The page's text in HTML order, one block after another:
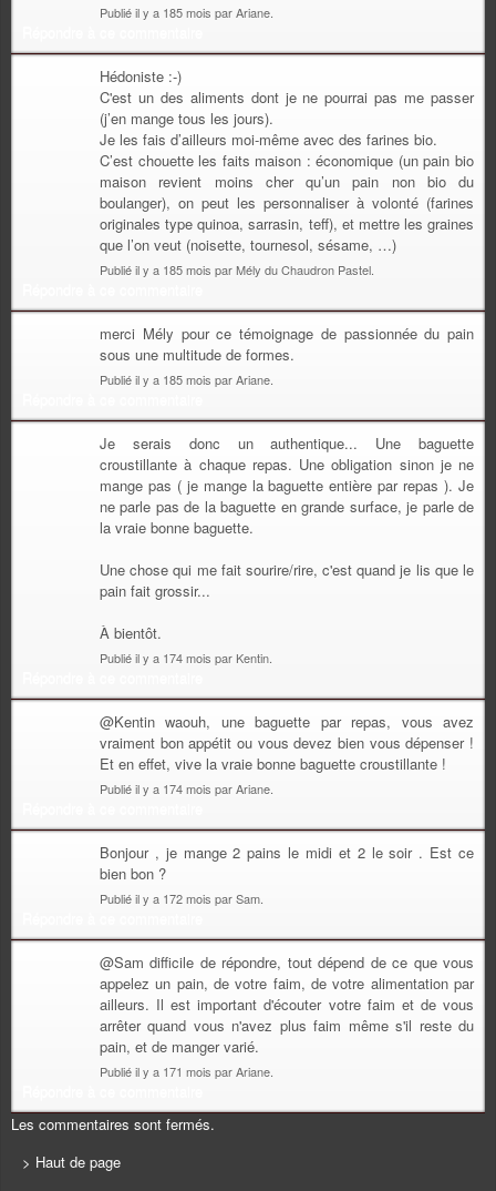
Publié il y a 185 mois par Ariane.
Hédoniste :-)
C'est un des aliments dont je ne pourrai pas me passer
(j’en mange tous les jours).
Je les fais d’ailleurs moi-même avec des farines bio.
C’est chouette les faits maison : économique (un pain bio
maison revient moins cher qu’un pain non bio du
boulanger), on peut les personnaliser à volonté (farines
originales type quinoa, sarrasin, teff), et mettre les graines
que l’on veut (noisette, tournesol, sésame, …)
Publié il y a 185 mois par Mély du Chaudron Pastel.
merci Mély pour ce témoignage de passionnée du pain
sous une multitude de formes.
Publié il y a 185 mois par Ariane.
Je serais donc un authentique... Une baguette
croustillante à chaque repas. Une obligation sinon je ne
mange pas ( je mange la baguette entière par repas ). Je
ne parle pas de la baguette en grande surface, je parle de
la vraie bonne baguette.
Une chose qui me fait sourire/rire, c'est quand je lis que le
pain fait grossir...
À bientôt.
Publié il y a 174 mois par Kentin.
@Kentin waouh, une baguette par repas, vous avez
vraiment bon appétit ou vous devez bien vous dépenser !
Et en effet, vive la vraie bonne baguette croustillante !
Publié il y a 174 mois par Ariane.
Bonjour , je mange 2 pains le midi et 2 le soir . Est ce
bien bon ?
Publié il y a 172 mois par Sam.
@Sam difficile de répondre, tout dépend de ce que vous
appelez un pain, de votre faim, de votre alimentation par
ailleurs. Il est important d'écouter votre faim et de vous
arrêter quand vous n'avez plus faim même s'il reste du
pain, et de manger varié.
Publié il y a 171 mois par Ariane.
Les commentaires sont fermés.
> Haut de page